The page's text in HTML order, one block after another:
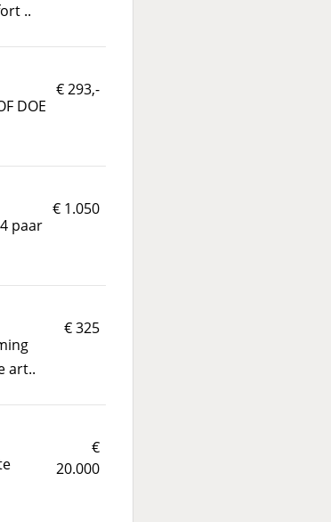
..
€ 293,-
DOE
€ 1.050
paar
€ 325
art..
€
20.000